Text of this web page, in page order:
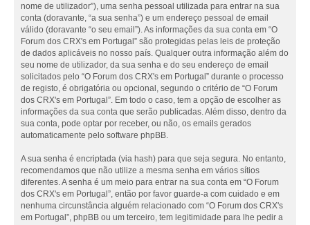
nome de utilizador”), uma senha pessoal utilizada para entrar na sua
conta (doravante, “a sua senha”) e um endereço pessoal de email
válido (doravante “o seu email”). As informações da sua conta em “O
Forum dos CRX's em Portugal” são protegidas pelas leis de proteção
de dados aplicáveis no nosso país. Qualquer outra informação além do
seu nome de utilizador, da sua senha e do seu endereço de email
solicitados pelo “O Forum dos CRX's em Portugal” durante o processo
de registo, é obrigatória ou opcional, segundo o critério de “O Forum
dos CRX's em Portugal”. Em todo o caso, tem a opção de escolher as
informações da sua conta que serão publicadas. Além disso, dentro da
sua conta, pode optar por receber, ou não, os emails gerados
automaticamente pelo software phpBB.
A sua senha é encriptada (via hash) para que seja segura. No entanto,
recomendamos que não utilize a mesma senha em vários sítios
diferentes. A senha é um meio para entrar na sua conta em “O Forum
dos CRX's em Portugal”, então por favor guarde-a com cuidado e em
nenhuma circunstância alguém relacionado com “O Forum dos CRX's
em Portugal”, phpBB ou um terceiro, tem legitimidade para lhe pedir a